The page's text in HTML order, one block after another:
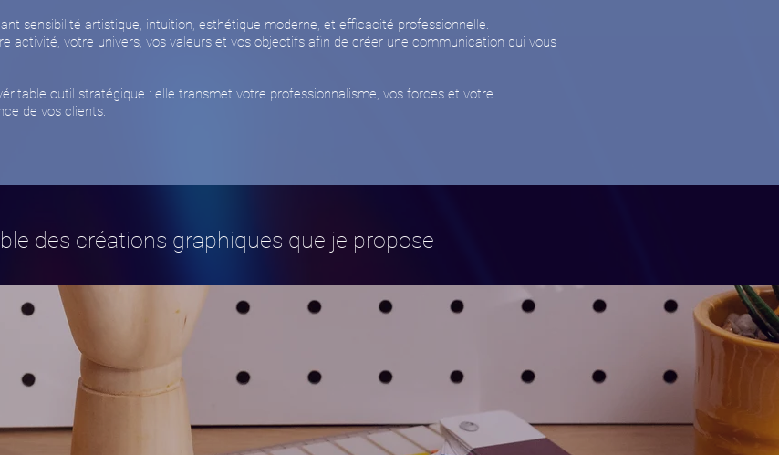
sensibilité artistique, intuition, esthétique moderne, et efficacité professionnelle.
activité, votre univers, vos valeurs et vos objectifs afin de créer une communication qui vous
outil stratégique : elle transmet votre professionnalisme, vos forces et votre
de vos clients.
des créations graphiques que je propose